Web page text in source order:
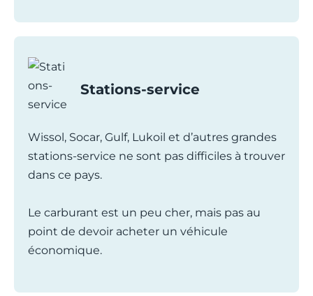
Stations-service
Wissol, Socar, Gulf, Lukoil et d’autres grandes
stations-service ne sont pas difficiles à trouver
dans ce pays.
Le carburant est un peu cher, mais pas au
point de devoir acheter un véhicule
économique.